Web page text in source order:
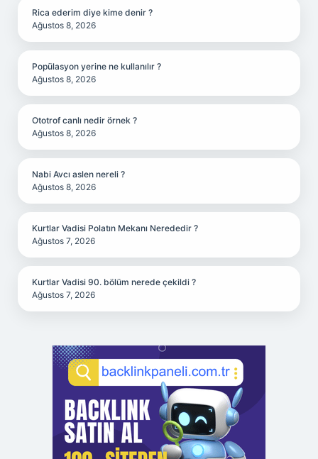
Rica ederim diye kime denir ?
Ağustos 8, 2026
Popülasyon yerine ne kullanılır ?
Ağustos 8, 2026
Ototrof canlı nedir örnek ?
Ağustos 8, 2026
Nabi Avcı aslen nereli ?
Ağustos 8, 2026
Kurtlar Vadisi Polatın Mekanı Nerededir ?
Ağustos 7, 2026
Kurtlar Vadisi 90. bölüm nerede çekildi ?
Ağustos 7, 2026